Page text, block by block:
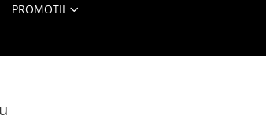
PROMOTII